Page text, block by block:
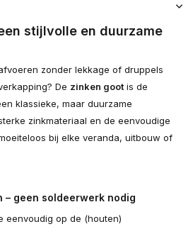
stijlvolle en duurzame
zonder lekkage of druppels
De zinken gootis de
klassieke, maar duurzame
zinkmateriaal en de eenvoudige
bij elke veranda, uitbouw of
– geen soldeerwerk nodig
eenvoudig op de (houten)